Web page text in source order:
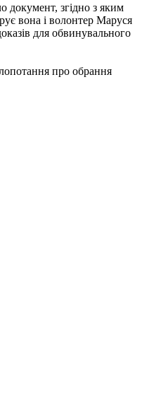
згідно з яким
вона і волонтер Маруся
для обвинувального
про обрання